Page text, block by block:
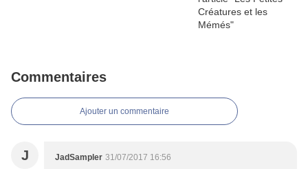
Commentaires
Ajouter un commentaire
J JadSampler 31/07/2017 16:56